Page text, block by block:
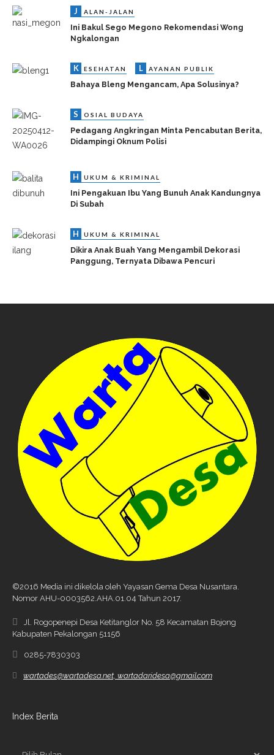
J ALAN-JALAN
Ini Bakul Sego Megono Rekomendasi Wong
Ngkalongan
K ESEHATAN L AYANAN PUBLIK
Bahaya Bleng Mengancam, Apa Solusinya?
S OSIAL BUDAYA
Pedagang Angkringan Minta Pencabutan Berita,
Didampingi Oknum Polisi
H UKUM & KRIMINAL
Ini Pengakuan Ibu Yang Bunuh Anak Kandungnya
Di Subah
H UKUM & KRIMINAL
Dikira Anak Buah Yang Mengambil Dekorasi
Panggung, Ternyata Dibawa Pencuri
©2016 Media ini dikelola oleh Yayasan Gema Desa Nusantara.
Nomor AHU-0003562.AHA.01.04 Tahun 2017.
Jl. Rogopenepi Desa Ketitanglor No. 58 Kecamatan Bojong
Kabupaten Pekalongan 51156
0285-7830303
wartades@wartadesa.net, wartadaridesa@gmail.com
Index Berita